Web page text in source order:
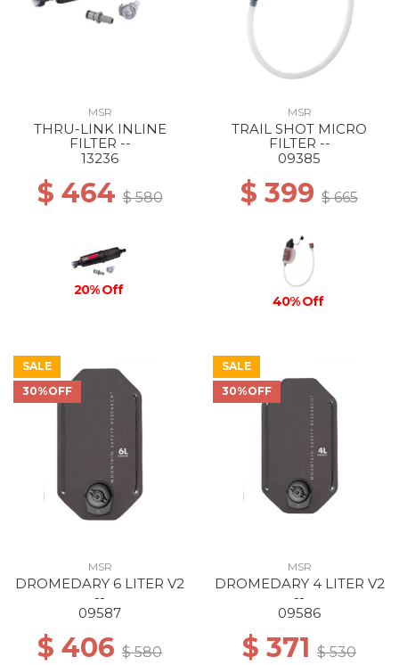
MSR
THRU-LINK INLINE
FILTER --
13236
$ 464$ 580
20% Off
MSR
TRAIL SHOT MICRO
FILTER --
09385
$ 399 $ 665
40% Off
SALE
30%OFF
MSR
DROMEDARY 6 LITER V2
--
09587
$ 406 $ 580
SALE
30%OFF
MSR
DROMEDARY 4 LITER V2
--
09586
$ 371 $ 530